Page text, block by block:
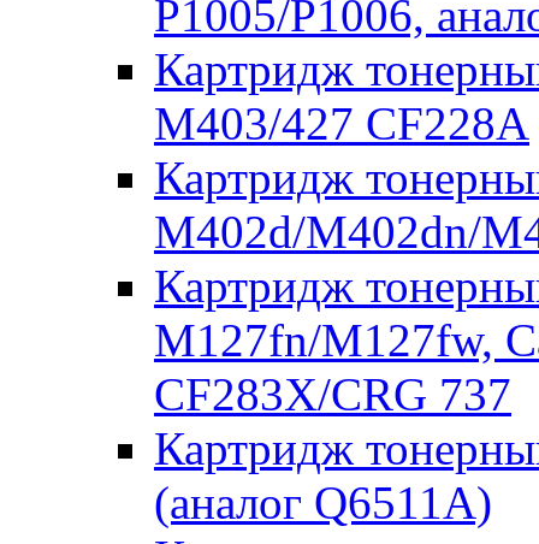
P1005/P1006,
Картридж
M403/427 CF228A
Картридж
M402d/M402dn/
Картридж
M127fn/M127fw,
CF283X/CRG 737
Картридж
(аналог Q6511A)